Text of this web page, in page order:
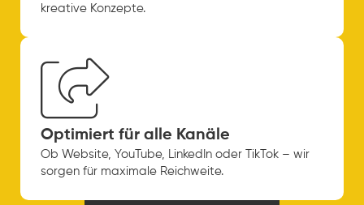
kreative Konzepte.
Optimiert für alle Kanäle
Ob Website, YouTube, LinkedIn oder TikTok – wir
sorgen für maximale Reichweite.